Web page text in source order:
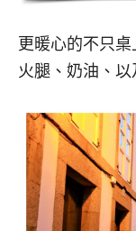
更暖心的不只
火腿、奶油、以